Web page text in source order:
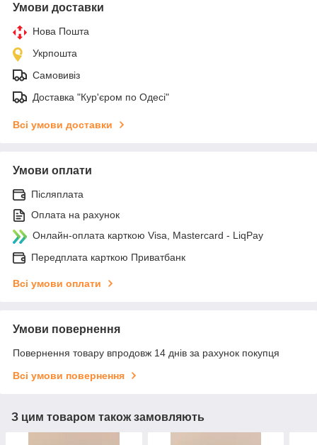
Умови доставки
Нова Пошта
Укрпошта
Самовивіз
Доставка "Кур'єром по Одесі"
Всі умови доставки
Умови оплати
Післяплата
Оплата на рахунок
Онлайн-оплата карткою Visa, Mastercard - LiqPay
Передплата карткою Приватбанк
Всі умови оплати
Умови повернення
Повернення товару впродовж 14 днів за рахунок покупця
Всі умови повернення
З цим товаром також замовляють